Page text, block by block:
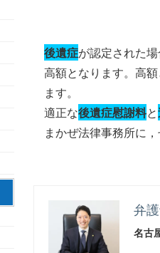
後遺症が認定された場
高額となります。高
ます。
適正な後遺症慰謝料と
まかぜ法律事務所に
弁
名古